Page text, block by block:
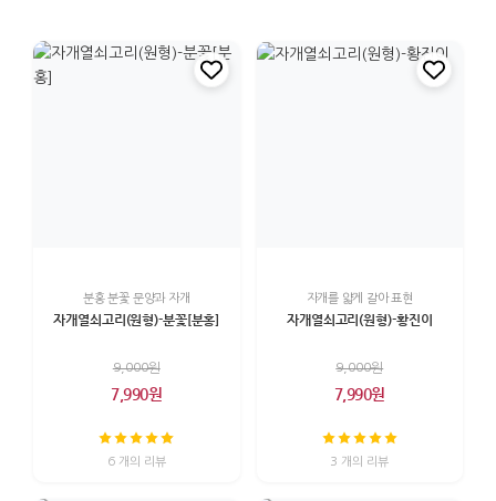
분홍 분꽃 문양과 자개
자개열쇠고리(원형)-분꽃[분홍]
9,000원
7,990원
6 개의 리뷰
자개를 얇게 갈아 표현
자개열쇠고리(원형)-황진이
9,000원
7,990원
3 개의 리뷰